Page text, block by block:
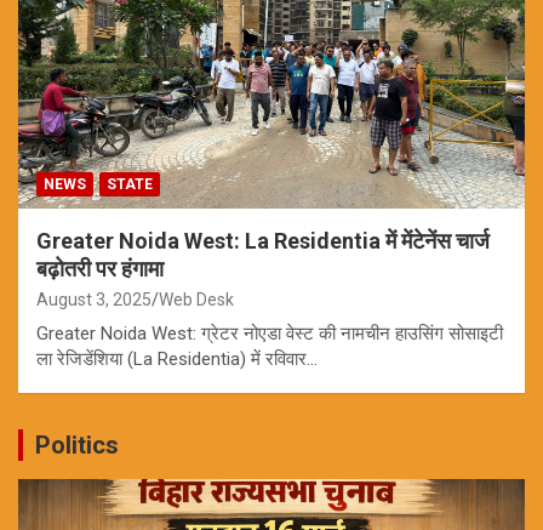
NEWS STATE
Greater Noida West: La Residentia में मेंटेनेंस चार्ज
बढ़ोतरी पर हंगामा
August 3, 2025 Web Desk
Greater Noida West: ग्रेटर नोएडा वेस्ट की नामचीन हाउसिंग सोसाइटी
ला रेजिडेंशिया (La Residentia) में रविवार…
Politics